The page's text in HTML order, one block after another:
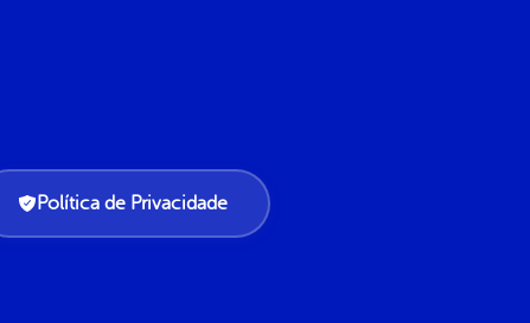
Política de Privacidade